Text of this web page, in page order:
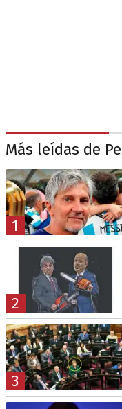
Más leídas de
1
2
3